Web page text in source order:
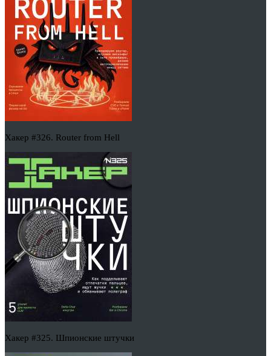
Хакер #326. Router from Hell
Хакер #325. Шпионские штучки